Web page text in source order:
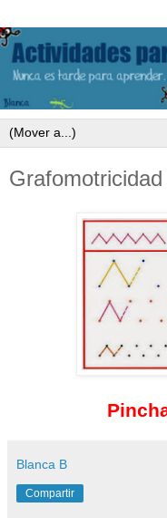
Blanca B
Compartir